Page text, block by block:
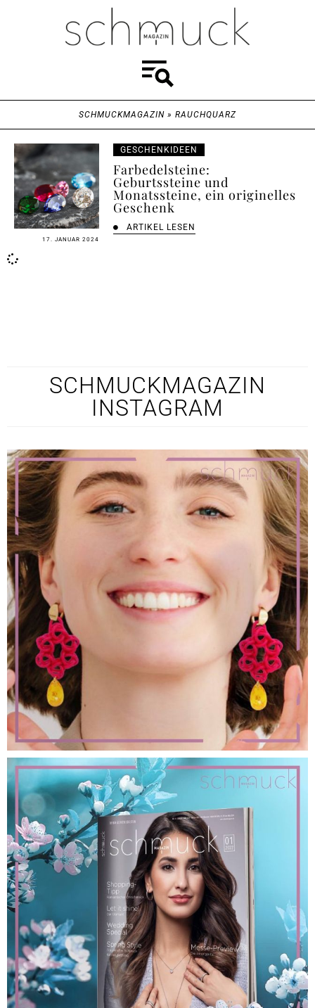
SCHMUCKMAGAZIN » RAUCHQUARZ
17. JANUAR 2024
GESCHENKIDEEN
Farbedelsteine:
Geburtssteine und
Monatssteine, ein originelles
Geschenk
ARTIKEL LESEN
SCHMUCKMAGAZIN
INSTAGRAM